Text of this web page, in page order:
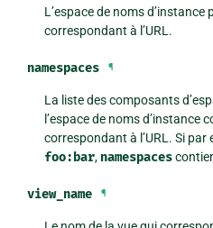
L’espace de noms d’instance
correspondant à l’URL.
namespaces ¶
La liste des composants
l’espace de noms d’instance
correspondant à l’URL. Si par
foo:bar, namespaces
view_name ¶